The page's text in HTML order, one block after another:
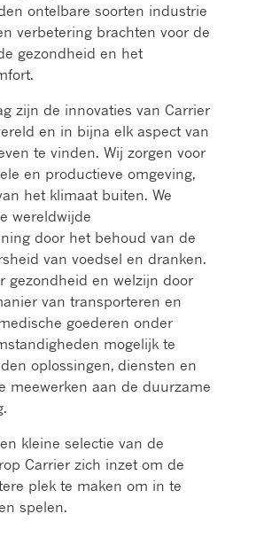
ontelbare soorten industrie
verbetering brachten voor de
gezondheid en het
zijn de innovaties van Carrier
en in bijna elk aspect van
te vinden. Wij zorgen voor
en productieve omgeving,
het klimaat buiten. We
wereldwijde
door het behoud van de
van voedsel en dranken.
gezondheid en welzijn door
van transporteren en
goederen onder
mogelijk te
oplossingen, diensten en
meewerken aan de duurzame
kleine selectie van de
Carrier zich inzet om de
plek te maken om in te
spelen.